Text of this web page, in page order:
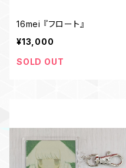
16mei 『フロート』
¥13,000
SOLD OUT